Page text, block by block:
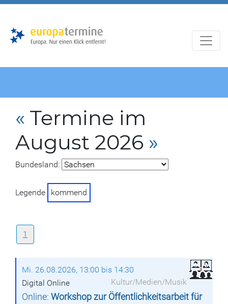
« Termine im
August 2026 »
Bundesland:
Legende kommend
1
Mi. 26.08.2026, 13:00 bis 14:30
Kultur/Medien/Musik
Digital Online
Online:Workshop zur Öffentlichkeitsarbeit für